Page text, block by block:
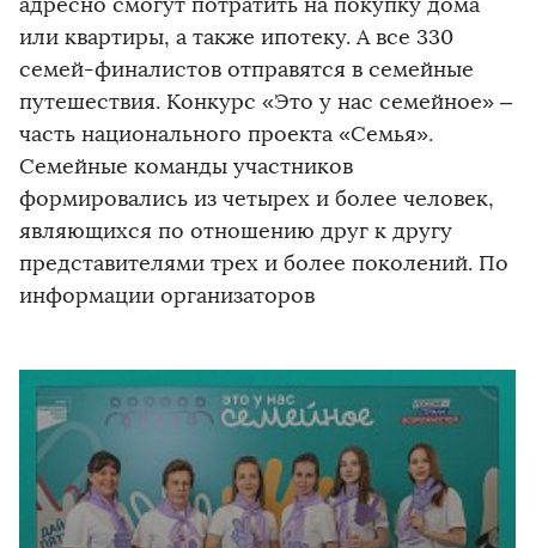
или квартиры, а также ипотеку. А все 330
семей-финалистов отправятся в семейные
путешествия. Конкурс «Это у нас семейное» –
часть национального проекта «Семья».
Семейные команды участников
формировались из четырех и более человек,
являющихся по отношению друг к другу
представителями трех и более поколений. По
информации организаторов